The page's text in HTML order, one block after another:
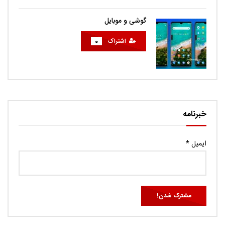
گوشی و موبایل
اشتراک 0
خبرنامه
ایمیل*